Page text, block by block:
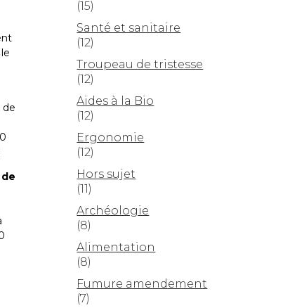
de
(15)
Santé et sanitaire
(12)
Troupeau de tristesse
(12)
Aides à la Bio
(12)
Ergonomie
(12)
Hors sujet
(11)
Archéologie
(8)
Alimentation
(8)
Fumure amendement
(7)